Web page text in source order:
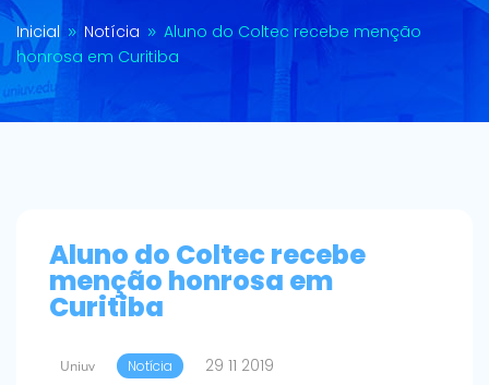
Inicial 9 Notícia 9 Aluno do Coltec recebe menção
honrosa em Curitiba
Aluno do Coltec recebe
menção honrosa em
Curitiba
Uniuv Notícia 29 11 2019